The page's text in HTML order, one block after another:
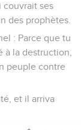
couvrait ses
des prophètes.
: Parce que tu
à la destruction,
peuple contre
et il arriva